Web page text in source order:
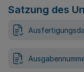
Satzung des